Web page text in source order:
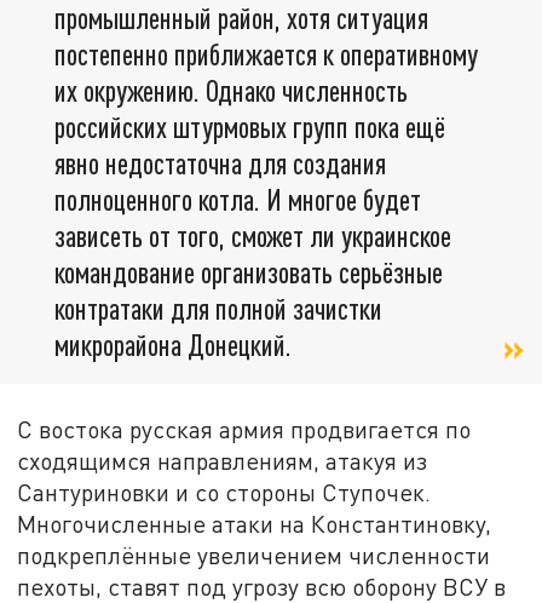
промышленный район, хотя ситуация
постепенно приближается к оперативному
их окружению. Однако численность
российских штурмовых групп пока ещё
явно недостаточна для создания
полноценного котла. И многое будет
зависеть от того, сможет ли украинское
командование организовать серьёзные
контратаки для полной зачистки
микрорайона Донецкий.
С востока русская армия продвигается по
сходящимся направлениям, атакуя из
Сантуриновки и со стороны Ступочек.
Многочисленные атаки на Константиновку,
подкреплённые увеличением численности
пехоты, ставят под угрозу всю оборону ВСУ в